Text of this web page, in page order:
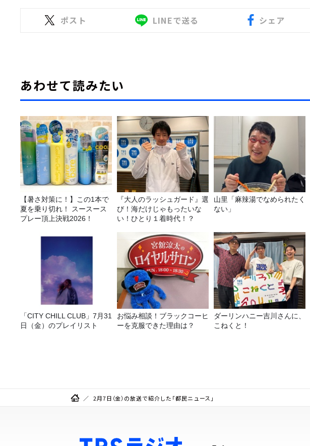
ポスト LINEで送る シェア
あわせて読みたい
【暑さ対策に！】この1本で
夏を乗り切れ！ スースース
プレー頂上決戦2026！
『大人のラッシュガード』選
び！海だけじゃもったいな
い！ひとり１着時代！？
山里「麻辣湯でなめられたく
ない」
「CITY CHILL CLUB」7月31
日（金）のプレイリスト
お悩み相談！ブラックコーヒ
ーを克服できた理由は？
ダーリンハニー吉川さんに、
こねくと！
2月7日（金）の放送で紹介した「都民ニュース」